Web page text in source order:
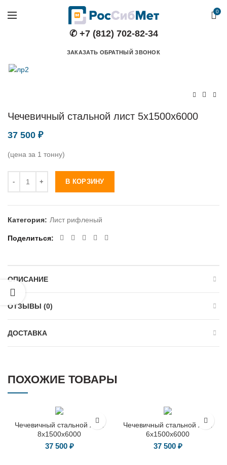
0
✆ +7 (812) 702-82-34
ЗАКАЗАТЬ ОБРАТНЫЙ ЗВОНОК
Чечевичный стальной лист 5х1500х6000
37 500 ₽
(цена за 1 тонну)
В КОРЗИНУ
Категория: Лист рифленый
Поделиться
ОПИСАНИЕ
ОТЗЫВЫ (0)
ДОСТАВКА
ПОХОЖИЕ ТОВАРЫ
Чечевичный стальной лист
8х1500х6000
37 500 ₽
Чечевичный стальной лист
6х1500х6000
37 500 ₽